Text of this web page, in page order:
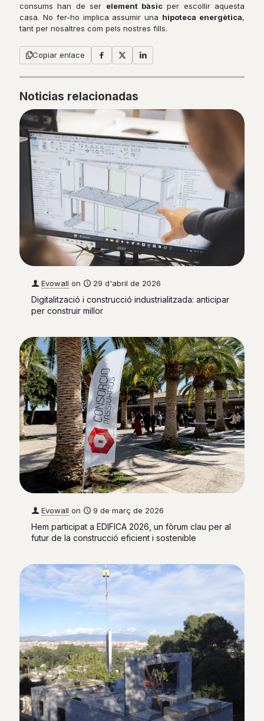
consums han de ser element bàsicper escollir aquesta
casa. No fer-ho implica assumir una hipoteca energètica,
tant per nosaltres com pels nostres fills.
Copiar enlace
Noticias relacionadas
Evowall on 29 d'abril de 2026
Digitalització i construcció industrialitzada: anticipar
per construir millor
Evowall on 9 de març de 2026
Hem participat a EDIFICA 2026, un fòrum clau per al
futur de la construcció eficient i sostenible